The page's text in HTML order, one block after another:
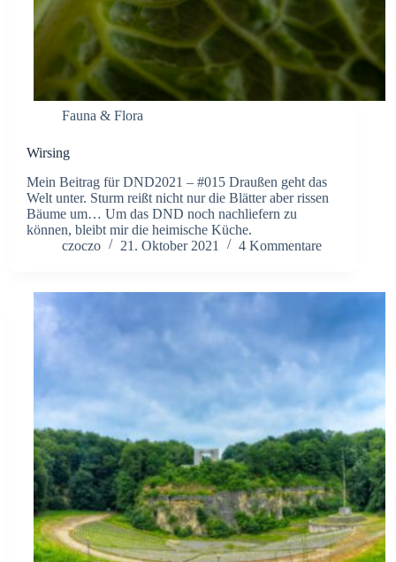
Fauna & Flora
Wirsing
Mein Beitrag für DND2021 – #015 Draußen geht das
Welt unter. Sturm reißt nicht nur die Blätter aber rissen
Bäume um… Um das DND noch nachliefern zu
können, bleibt mir die heimische Küche.
czoczo
21. Oktober 2021 4 Kommentare